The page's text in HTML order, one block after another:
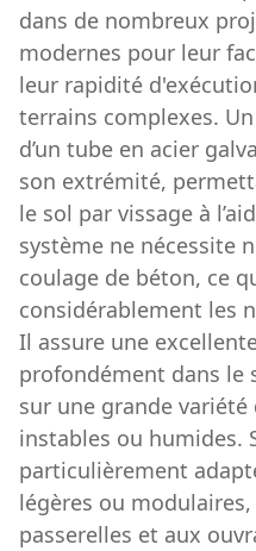
dans de nombreux
modernes pour leur
leur rapidité
terrains complexes.
d’un tube en acier
son extrémité,
le sol par vissage à
système ne nécessite
coulage de béton, ce
considérablement les
Il assure une
profondément dans le
sur une grande
instables ou humides.
particulièrement
légères ou
passerelles et aux